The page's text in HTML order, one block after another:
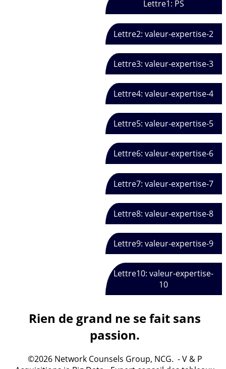
Lettre1: PS
Lettre2: valeur-expertise-2
Lettre3: valeur-expertise-3
Lettre4: valeur-expertise-4
Lettre5: valeur-expertise-5
Lettre6: valeur-expertise-6
Lettre7: valeur-expertise-7
Lettre8: valeur-expertise-8
Lettre9: valeur-expertise-9
Lettre10: valeur-expertise-
10
Rien de grand ne se fait sans
passion.
©2026 Network Counsels Group, NCG. - V & P